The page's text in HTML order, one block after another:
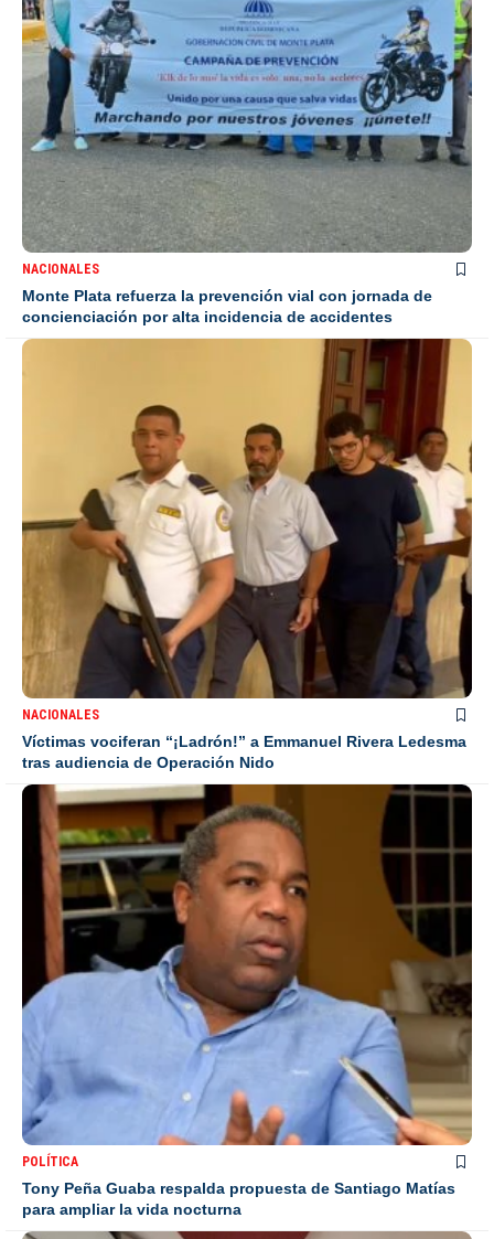
NACIONALES
Monte Plata refuerza la prevención vial con jornada de
concienciación por alta incidencia de accidentes
NACIONALES
Víctimas vociferan “¡Ladrón!” a Emmanuel Rivera Ledesma
tras audiencia de Operación Nido
POLÍTICA
Tony Peña Guaba respalda propuesta de Santiago Matías
para ampliar la vida nocturna